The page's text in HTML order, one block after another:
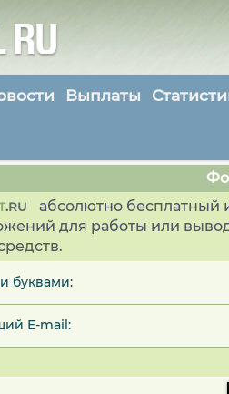
Выплаты
.RU
абсолютно бесплатный
для работы или
буквами:
E-mail: